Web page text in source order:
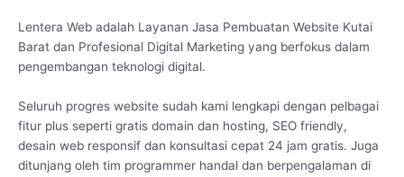
Lentera Web adalah Layanan Jasa Pembuatan Website Kutai
Barat dan Profesional Digital Marketing yang berfokus dalam
pengembangan teknologi digital.
Seluruh progres website sudah kami lengkapi dengan pelbagai
fitur plus seperti gratis domain dan hosting, SEO friendly,
desain web responsif dan konsultasi cepat 24 jam gratis. Juga
ditunjang oleh tim programmer handal dan berpengalaman di